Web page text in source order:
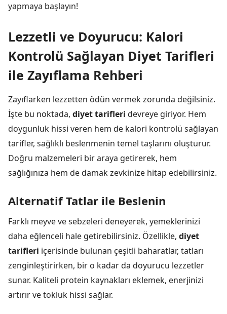
yapmaya başlayın!
Lezzetli ve Doyurucu: Kalori
Kontrolü Sağlayan Diyet Tarifleri
ile Zayıflama Rehberi
Zayıflarken lezzetten ödün vermek zorunda değilsiniz.
İşte bu noktada, diyet tarifleri devreye giriyor. Hem
doygunluk hissi veren hem de kalori kontrolü sağlayan
tarifler, sağlıklı beslenmenin temel taşlarını oluşturur.
Doğru malzemeleri bir araya getirerek, hem
sağlığınıza hem de damak zevkinize hitap edebilirsiniz.
Alternatif Tatlar ile Beslenin
Farklı meyve ve sebzeleri deneyerek, yemeklerinizi
daha eğlenceli hale getirebilirsiniz. Özellikle, diyet
tarifleri içerisinde bulunan çeşitli baharatlar, tatları
zenginleştirirken, bir o kadar da doyurucu lezzetler
sunar. Kaliteli protein kaynakları eklemek, enerjinizi
artırır ve tokluk hissi sağlar.